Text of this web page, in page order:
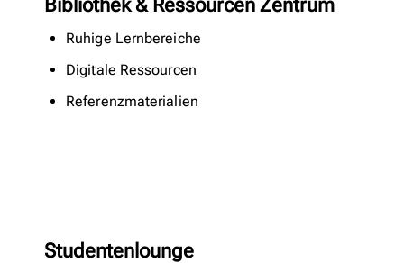
Bibliothek & Ressourcen Zentrum
Ruhige Lernbereiche
Digitale Ressourcen
Referenzmaterialien
Studentenlounge